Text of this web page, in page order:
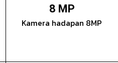
8 MP
Kamera hadapan 8MP